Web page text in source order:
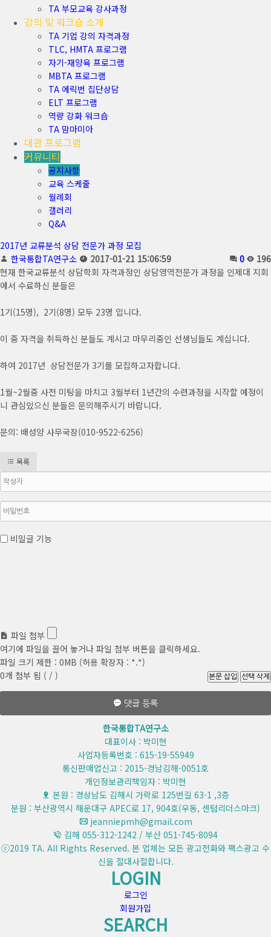
TA 부모교육 강사과정
강의 및 워크숍 소개
TA 기업 강의 자격과정
TLC, HMTA 프로그램
자기-재양육 프로그램
MBTA 프로그램
TA 에릭번 집단상담
ELT 프로그램
역량 강화 워크숍
TA 맘마미아
대관 프로그램
커뮤니티
공지사항
교육 스케줄
월례회
갤러리
Q&A
2017년 교류분석 상담 전문가 과정 모집
한국통합TA연구소
2017-01-21 15:06:59 0
196
현재 한국교류분석 상담학회 자격과정인 상담영역전문가 과정을 인제대 지회
에서 수료하신 분들은
1기(15명), 2기(8명) 모두 23명 입니다.
이 중 자격을 취득하신 분들도 계시고 마무리중인 선생님들도 계십니다.
하여 2017년 상담전문가 3기를 모집하고자합니다.
1월~2월중 사전 미팅을 마치고 3월부터 1년간의 수련과정을 시작할 예정이
니 관심있으신 분들은 문의해주시기 바랍니다.
문의: 배성양 사무국장(010-9522-6256)
목록
비밀글 기능
파일 첨부
여기에 파일을 끌어 놓거나 파일 첨부 버튼을 클릭하세요.
파일 크기 제한 : 0MB (허용 확장자 : *.*)
0개 첨부 됨 ( / )
댓글 등록
한국통합TA연구소
대표이사 : 박미현
사업자등록번호 : 615-19-55949
통신판매업신고 : 2015-경남김해-0051호
개인정보관리책임자 : 박미현
본원 : 경상남도 김해시 가락로 125번길 63-1 ,3층
분원 : 부산광역시 해운대구 APEC로 17, 904호(우동, 센텀리더스마크)
jeanniepmh@gmail.com
김해 055-312-1242 / 부산 051-745-8094
ⓒ2019 TA. All Rights Reserved. 본 업체는 모든 광고전화와 팩스광고 수
신을 절대사절합니다.
LOGIN
로그인
회원가입
SEARCH